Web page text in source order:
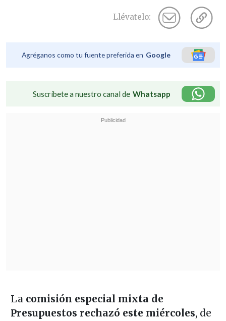
Llévatelo:
Agréganos como tu fuente preferida en Google
Suscríbete a nuestro canal de Whatsapp
La comisión especial mixta de
Presupuestos rechazó este miércoles, de